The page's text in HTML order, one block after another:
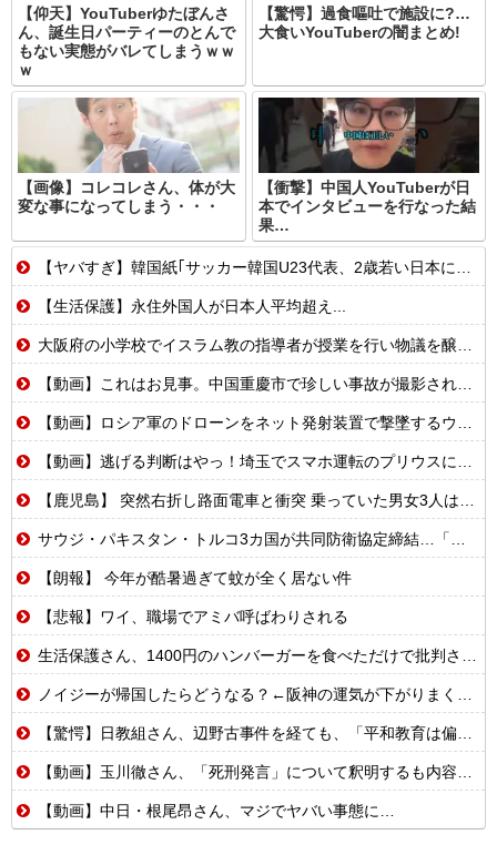
【仰天】YouTuberゆたぼんさ
ん、誕生日パーティーのとんで
もない実態がバレてしまうｗｗ
ｗ
【驚愕】過食嘔吐で施設に?…
大食いYouTuberの闇まとめ!
【画像】コレコレさん、体が大
変な事になってしまう・・・
【衝撃】中国人YouTuberが日
本でインタビューを行なった結
果…
【ヤバすぎ】韓国紙｢サッカー韓国U23代表、2歳若い日本に負けると歴史的屈辱｣
【生活保護】永住外国人が日本人平均超え...
大阪府の小学校でイスラム教の指導者が授業を行い物議を醸す！ #大阪 #イスラム教 #モスク
【動画】これはお見事。中国重慶市で珍しい事故が撮影される。
【動画】ロシア軍のドローンをネット発射装置で撃墜するウクライナ。
【動画】逃げる判断はやっ！埼玉でスマホ運転のプリウスに当て逃げされる車載。
【鹿児島】 突然右折し路面電車と衝突 乗っていた男女3人は車を放置しダッシュで逃走中
サウジ・パキスタン・トルコ3カ国が共同防衛協定締結…「イスラム版NATO」指摘も！
【朗報】 今年が酷暑過ぎて蚊が全く居ない件
【悲報】ワイ、職場でアミバ呼ばわりされる
生活保護さん、1400円のハンバーガーを食べただけで批判される
ノイジーが帰国したらどうなる？←阪神の運気が下がりまくるやろな
【驚愕】日教組さん、辺野古事件を経ても、「平和教育は偏っていない!」
【動画】玉川徹さん、「死刑発言」について釈明するも内容がクソすぎて更に大炎上……
【動画】中日・根尾昂さん、マジでヤバい事態に…